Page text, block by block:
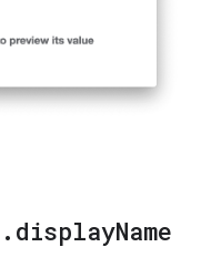
. displayName